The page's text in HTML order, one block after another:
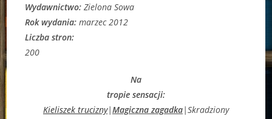
Wydawnictwo:Zielona Sowa
Rok wydania:marzec 2012
Liczba stron:
200
Na
tropie sensacji:
Kieliszek trucizny|Magiczna zagadka|Skradziony